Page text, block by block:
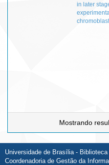
in later
Mostrando
Universidade de Brasília - Biblioteca
Coordenadoria de Gestão da